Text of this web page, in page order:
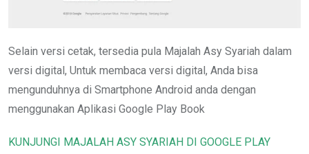
Selain versi cetak, tersedia pula Majalah Asy Syariah dalam
versi digital, Untuk membaca versi digital, Anda bisa
mengunduhnya di Smartphone Android anda dengan
menggunakan Aplikasi Google Play Book
KUNJUNGI MAJALAH ASY SYARIAH DI GOOGLE PLAY